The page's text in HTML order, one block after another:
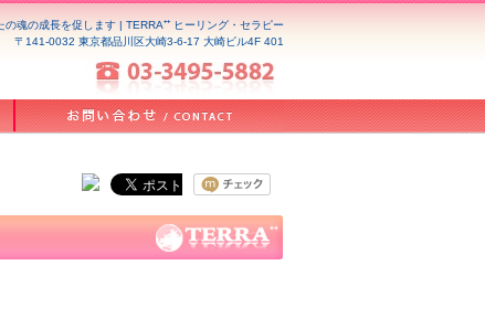
魂の成長を促します | TERRA⁺⁺ ヒーリング・セラピー
〒141-0032 東京都品川区大崎3-6-17 大崎ビル4F 401